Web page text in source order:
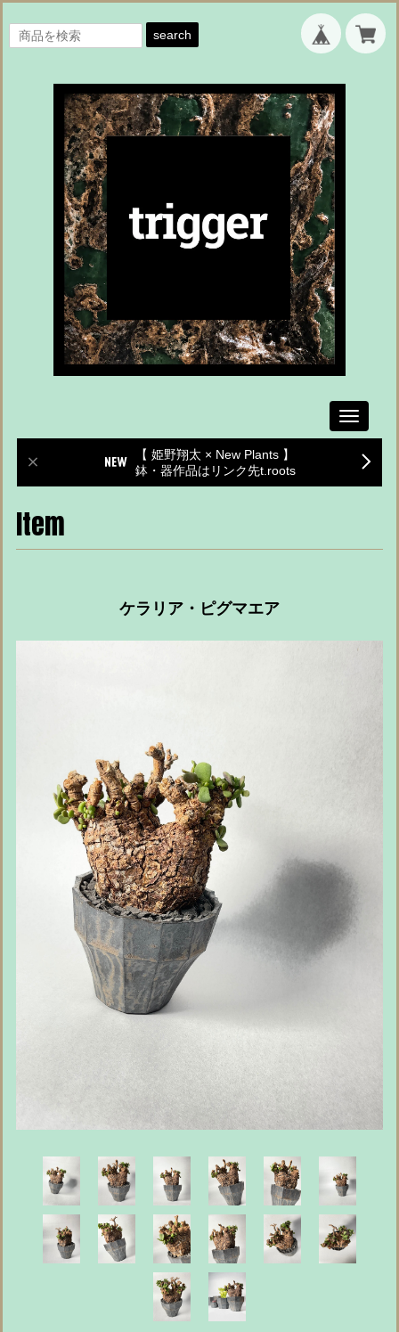
search
Toggle
【 姫野翔太 × New Plants 】
鉢・器作品はリンク先t.roots
Item
ケラリア・ピグマエア